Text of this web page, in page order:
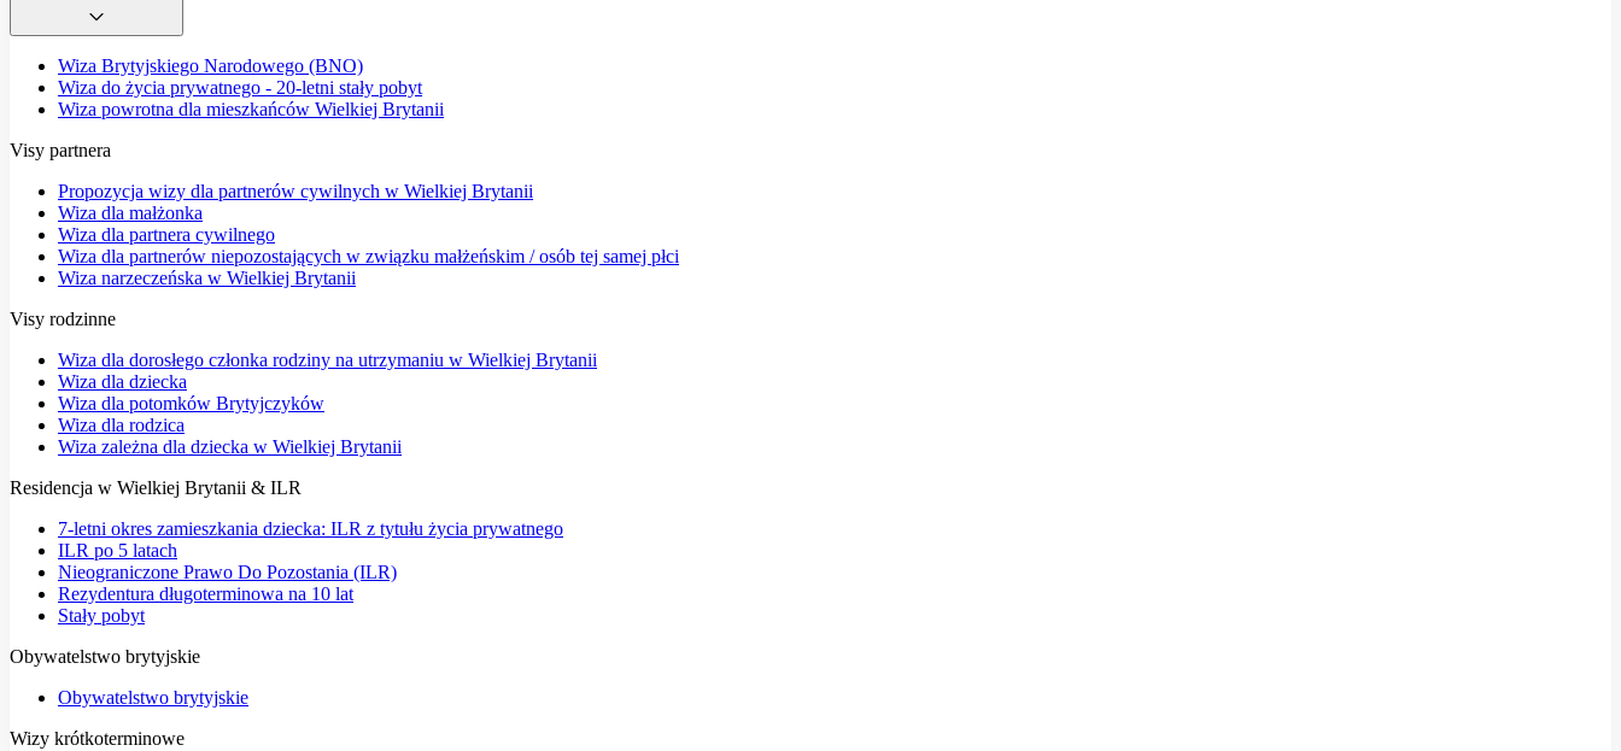
Wiza Brytyjskiego Narodowego (BNO)
Wiza do życia prywatnego - 20-letni stały pobyt
Wiza powrotna dla mieszkańców Wielkiej Brytanii
Visy partnera
Propozycja wizy dla partnerów cywilnych w Wielkiej Brytanii
Wiza dla małżonka
Wiza dla partnera cywilnego
Wiza dla partnerów niepozostających w związku małżeńskim / osób tej samej płci
Wiza narzeczeńska w Wielkiej Brytanii
Visy rodzinne
Wiza dla dorosłego członka rodziny na utrzymaniu w Wielkiej Brytanii
Wiza dla dziecka
Wiza dla potomków Brytyjczyków
Wiza dla rodzica
Wiza zależna dla dziecka w Wielkiej Brytanii
Residencja w Wielkiej Brytanii & ILR
7-letni okres zamieszkania dziecka: ILR z tytułu życia prywatnego
ILR po 5 latach
Nieograniczone Prawo Do Pozostania (ILR)
Rezydentura długoterminowa na 10 lat
Stały pobyt
Obywatelstwo brytyjskie
Obywatelstwo brytyjskie
Wizy krótkoterminowe